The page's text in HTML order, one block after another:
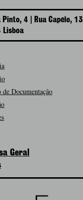
Pinto, 4 | Rua Capelo, 13
de Documentação
Geral